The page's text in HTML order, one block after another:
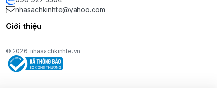
nhasachkinhte@yahoo.com
Giới thiệu
© 2026 nhasachkinhte.vn